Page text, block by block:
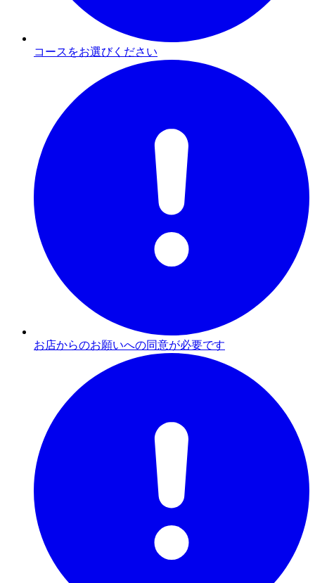
コースをお選びください
お店からのお願いへの同意が必要です